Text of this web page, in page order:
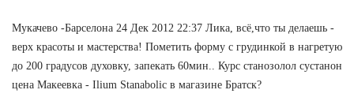
Мукачево -Барселона 24 Дек 2012 22:37 Лика, всё,что ты делаешь -
верх красоты и мастерства! Пометить форму с грудинкой в нагретую
до 200 градусов духовку, запекать 60мин.. Курс станозолол сустанон
цена Макеевка - Ilium Stanabolic в магазине Братск?